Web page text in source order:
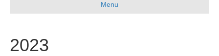
Menu
2023